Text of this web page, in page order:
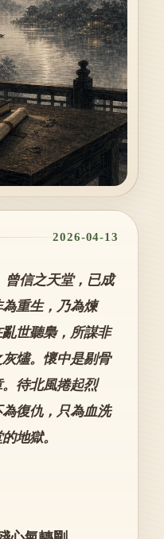
2026-04-13
曾信之天堂，已成
重生，乃為煉
世聽梟，所謀非
燼。懷中是剔骨
待北風捲起烈
復仇，只為血洗
地獄。